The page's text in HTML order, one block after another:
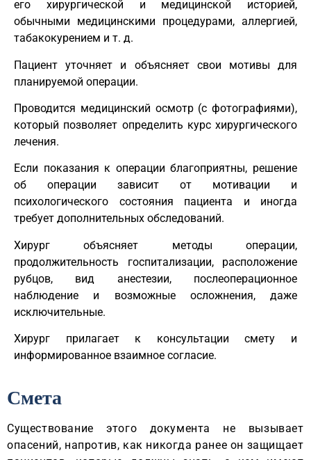
его хирургической и медицинской историей,
обычными медицинскими процедурами, аллергией,
табакокурением и т. д.
Пациент уточняет и объясняет свои мотивы для
планируемой операции.
Проводится медицинский осмотр (с фотографиями),
который позволяет определить курс хирургического
лечения.
Если показания к операции благоприятны, решение
об операции зависит от мотивации и
психологического состояния пациента и иногда
требует дополнительных обследований.
Хирург объясняет методы операции,
продолжительность госпитализации, расположение
рубцов, вид анестезии, послеоперационное
наблюдение и возможные осложнения, даже
исключительные.
Хирург прилагает к консультации смету и
информированное взаимное согласие.
Смета
Существование этого документа не вызывает
опасений, напротив, как никогда ранее он защищает